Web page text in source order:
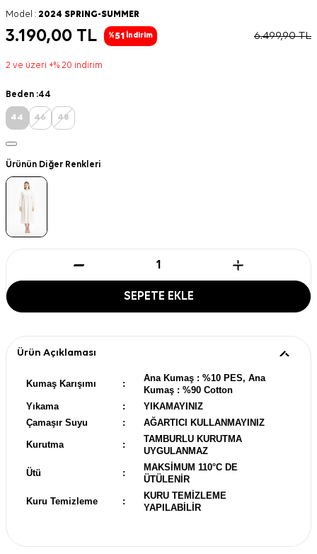
Model : 2024 SPRING-SUMMER
3.190,00 TL %51 İndirim 6.499,90TL
2 ve üzeri +% 20 indirim
Beden :44
44 46 48
Ürünün Diğer Renkleri
SEPETE EKLE
Ürün Açıklaması
Kumaş Karışımı :
Ana Kumaş : %10 PES, Ana
Kumaş : %90 Cotton
Yıkama
:
YIKAMAYINIZ
Çamaşır Suyu
: AĞARTICI KULLANMAYINIZ
Kurutma :
TAMBURLU KURUTMA
UYGULANMAZ
Ütü :
MAKSİMUM 110°C DE
ÜTÜLENİR
Kuru Temizleme :
KURU TEMİZLEME
YAPILABİLİR